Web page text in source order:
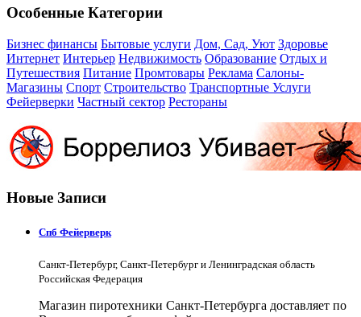
Особенные Категории
Бизнес финансы Бытовые услуги Дом, Сад, Уют Здоровье
Интернет Интерьер Недвижимость Образование Отдых и
Путешествия Питание Промтовары Реклама Салоны-
Магазины Спорт Строительство Транспортные Услуги
Фейерверки Частный сектор Рестораны
Новые Записи
Спб Фейерверк
Санкт-Петербург, Санкт-Петербург и Ленинградская область
Российская Федерация
Магазин пиротехники Санкт-Петербурга доставляет по